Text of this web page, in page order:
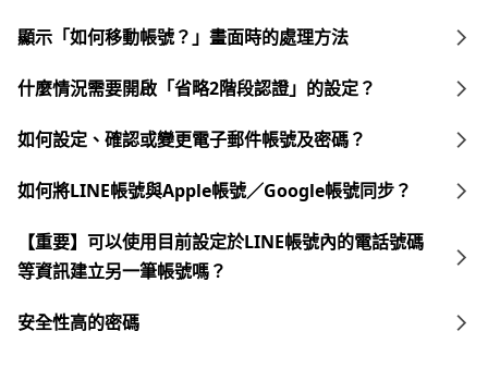
顯示「如何移動帳號？」畫面時的處理方法
什麼情況需要開啟「省略2階段認證」的設定？
如何設定、確認或變更電子郵件帳號及密碼？
如何將LINE帳號與Apple帳號／Google帳號同步？
【重要】可以使用目前設定於LINE帳號內的電話號碼
等資訊建立另一筆帳號嗎？
安全性高的密碼